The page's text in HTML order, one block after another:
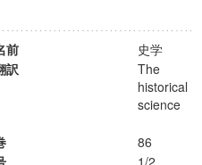
前
史学
訳
The
historical
science
86
1/2